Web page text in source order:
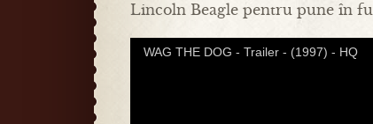
Lincoln Beagle pentru pune în
WAG THE DOG - Trailer - (1997) - HQ